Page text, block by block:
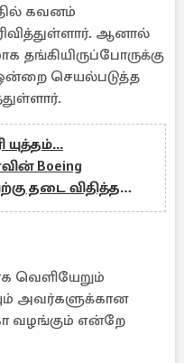
கவனம்
ஆனால்
தங்கியிருப்போருக்கு
ஒன்றை செயல்படுத்த
யுத்தம்...
Boeing
தடை விதித்த
வெளியேறும்
அவர்களுக்கான
வழங்கும் என்றே